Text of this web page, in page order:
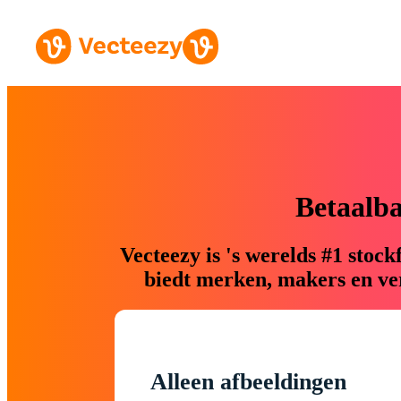
Vecteezy is 's werelds #1
biedt merken, makers en
Alleen afbeeldingen